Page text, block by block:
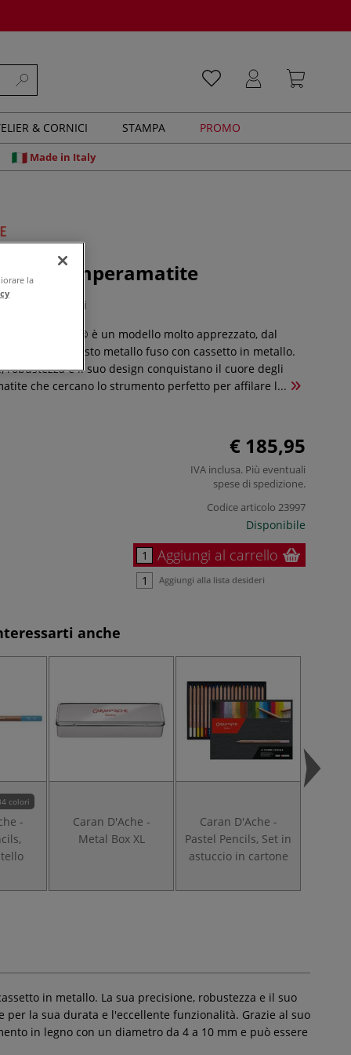
& CORNICI STAMPA PROMO
Made in Italy
- Temperamatite
0 recensioni
D'ACHE® è un modello molto apprezzato, dal
in robusto metallo fuso con cassetto in metallo.
robustezza e il suo design conquistano il cuore degli
che cercano lo strumento perfetto per affilare l...
€ 185,95
IVA inclusa. Più eventuali
spese di spedizione.
Codice articolo 23997
Disponibile
Aggiungi al carrello
Aggiungi alla lista desideri
anche
colori
-
Caran D'Ache -
Metal Box XL
Caran D'Ache -
Pastel Pencils, Set in
astuccio in cartone
in metallo. La sua precisione, robustezza e il suo
la sua durata e l'eccellente funzionalità. Grazie al suo
in legno con un diametro da 4 a 10 mm e può essere
la